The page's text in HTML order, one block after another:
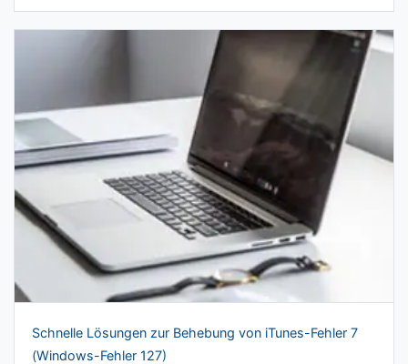
Schnelle Lösungen zur Behebung von iTunes-Fehler 7
(Windows-Fehler 127)